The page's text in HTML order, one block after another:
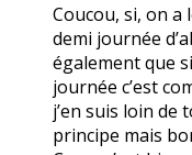
Coucou, si, on
demi journée
également que
journée c’est
j’en suis loin de
principe mais